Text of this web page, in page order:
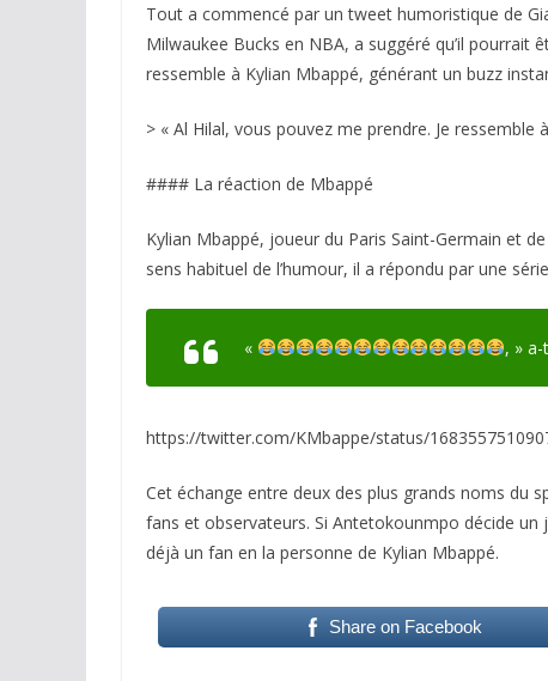
Tout a commencé par un tweet humoristique de
Milwaukee Bucks en NBA, a suggéré qu’il pourrait
ressemble à Kylian Mbappé, générant un buzz
> « Al Hilal, vous pouvez me prendre. Je ressemble
#### La réaction de Mbappé
Kylian Mbappé, joueur du Paris Saint-Germain et
sens habituel de l’humour, il a répondu par une
« , »
https://twitter.com/KMbappe/status/
Cet échange entre deux des plus grands noms du
fans et observateurs. Si Antetokounmpo décide
déjà un fan en la personne de Kylian Mbappé.
Share on Facebook